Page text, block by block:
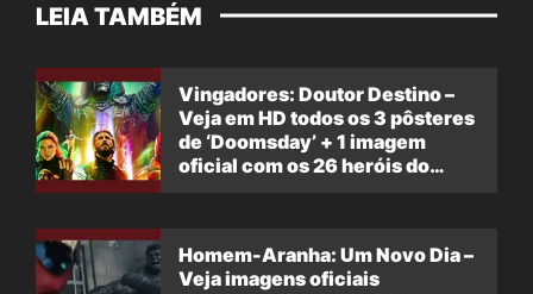
LEIA TAMBÉM
Vingadores: Doutor Destino –
Veja em HD todos os 3 pôsteres
de ‘Doomsday’ + 1 imagem
oficial com os 26 heróis do
Homem-Aranha: Um Novo Dia –
Veja imagens oficiais